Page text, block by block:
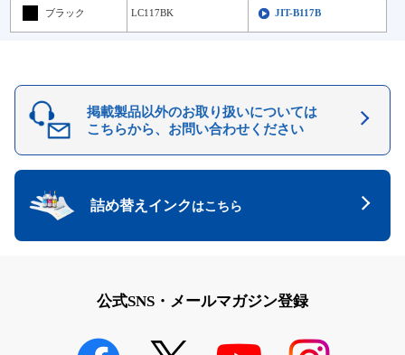
ブラック LC117BK JIT-B117B
掲載製品以外のお取り扱いについては
こちらから、お問い合わせください
詰め替えインクはこちら
公式SNS・メールマガジン登録